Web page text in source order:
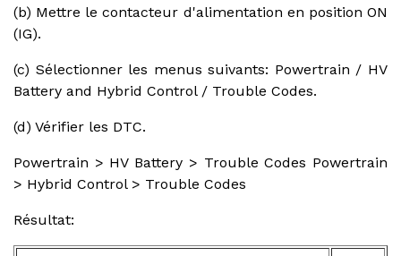
(b) Mettre le contacteur d'alimentation en position ON
(IG).
(c) Sélectionner les menus suivants: Powertrain / HV
Battery and Hybrid Control / Trouble Codes.
(d) Vérifier les DTC.
Powertrain > HV Battery > Trouble Codes Powertrain
> Hybrid Control > Trouble Codes
Résultat: